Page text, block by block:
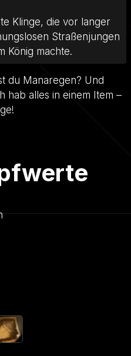
Klinge, die vor langer
Straßenjungen
König machte.
du Manaregen? Und
hab alles in einem Item –